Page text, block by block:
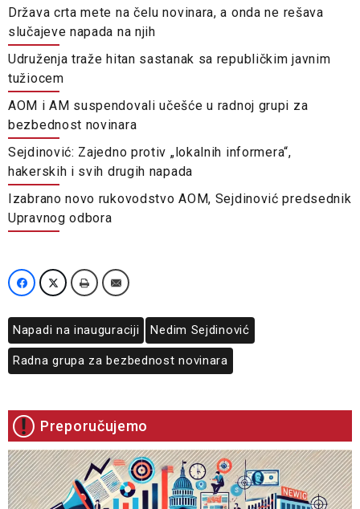
Država crta mete na čelu novinara, a onda ne rešava
slučajeve napada na njih
Udruženja traže hitan sastanak sa republičkim javnim
tužiocem
AOM i AM suspendovali učešće u radnoj grupi za
bezbednost novinara
Sejdinović: Zajedno protiv „lokalnih informera“,
hakerskih i svih drugih napada
Izabrano novo rukovodstvo AOM, Sejdinović predsednik
Upravnog odbora
Napadi na inauguraciji Nedim Sejdinović
Radna grupa za bezbednost novinara
Preporučujemo